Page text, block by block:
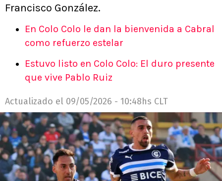
Francisco González.
En Colo Colo le dan la bienvenida a Cabral
como refuerzo estelar
Estuvo listo en Colo Colo: El duro presente
que vive Pablo Ruiz
Actualizado el 09/05/2026 - 10:48hs CLT